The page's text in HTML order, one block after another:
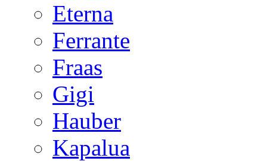
Eterna
Ferrante
Fraas
Gigi
Hauber
Kapalua